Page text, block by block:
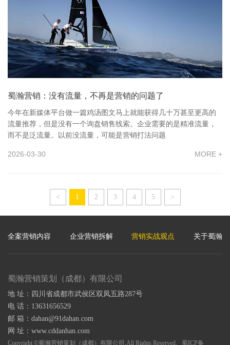
蜀瀚营销：没有流量，不再是营销的问题了
今年在新媒体平台做一篇鸡汤图文马上就能获得几十万甚至更高的
流量推荐，但是没有一个询盘销售线索。企业需要的是精准流量，
而不是泛流量。以前没流量，可能是营销打法问题
2026-03-30 MORE +
< 1 2 3 4 5 >
全案营销内容 企业营销拆解 营销实战观点 关于蜀瀚
蜀瀚营销策划（成都）有限公司
地 址：四川省成都市武侯区双凤五路287号
电 话：13631656529
邮 箱：dahan@91dahan.com
网 址：www.cddanhan.com
Copyright ©蜀瀚营销策划（成都）有限公司,All Rights Reserved. 蜀ICP备